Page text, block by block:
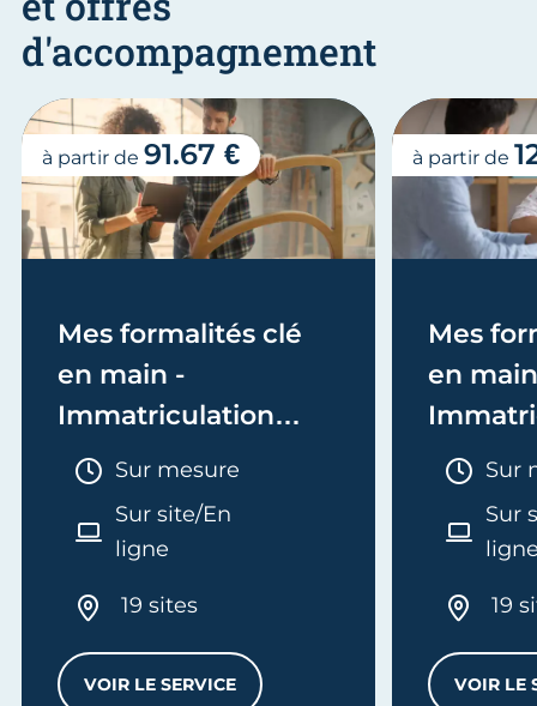
d'accompagnement
Mes formalités clé
en main -
Immatriculation
(EI/Micro-entreprise
ou réel)
Durée :
Sur mesure
Sur site/En
ligne
19 sites
VOIR LE SERVICEMES FORMALITÉS CLÉ EN MAIN -
à partir de 91.67 €
Mes
en
Sur
Sur
19
VOIR LE
à partir de